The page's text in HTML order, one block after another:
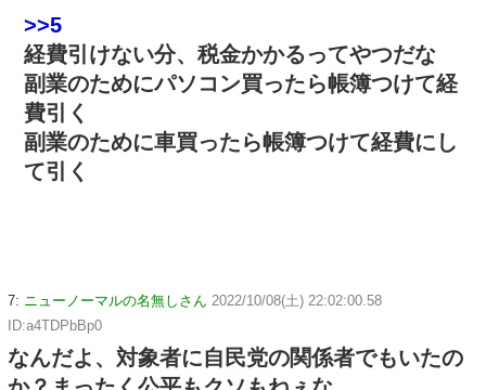
>>5
経費引けない分、税金かかるってやつだな
副業のためにパソコン買ったら帳簿つけて経
費引く
副業のために車買ったら帳簿つけて経費にし
て引く
7: ニューノーマルの名無しさん 2022/10/08(土) 22:02:00.58
ID:a4TDPbBp0
なんだよ、対象者に自民党の関係者でもいたの